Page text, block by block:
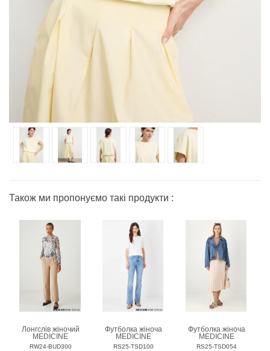
Також ми пропонуємо такі продукти :
Лонгслів жіночий
MEDICINE
RW24-BUD300
Футболка жіноча
MEDICINE
RS25-TSD100
Футболка жіноча
MEDICINE
RS25-TSD054